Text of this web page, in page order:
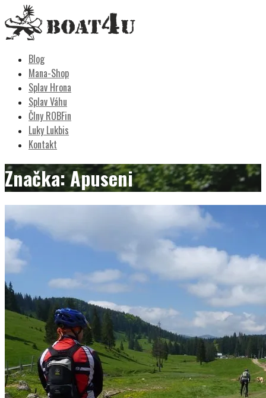
to
content
Blog
Mana-Shop
Splav Hrona
Splav Váhu
Člny ROBFin
Luky Lukbis
Kontakt
Značka: Apuseni